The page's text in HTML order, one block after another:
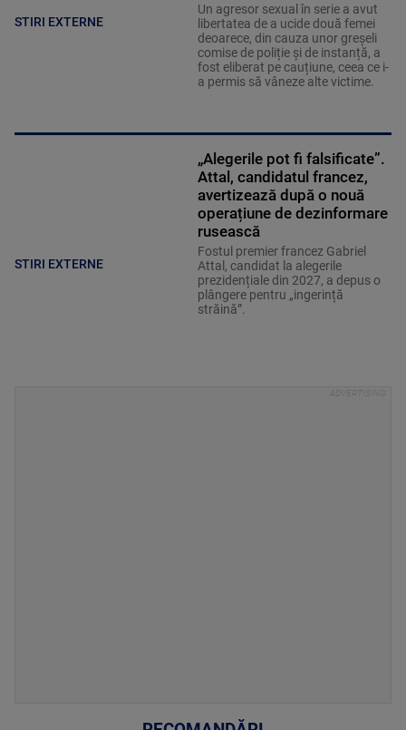
STIRI EXTERNE
Un agresor sexual în serie a avut
libertatea de a ucide două femei
deoarece, din cauza unor greșeli
comise de poliție și de instanță, a
fost eliberat pe cauțiune, ceea ce i-
a permis să vâneze alte victime.
STIRI EXTERNE
„Alegerile pot fi falsificate”.
Attal, candidatul francez,
avertizează după o nouă
operațiune de dezinformare
rusească
Fostul premier francez Gabriel
Attal, candidat la alegerile
prezidențiale din 2027, a depus o
plângere pentru „ingerință
străină”.